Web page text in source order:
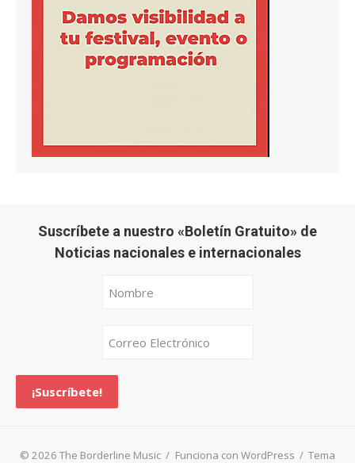
Suscríbete a nuestro «Boletín Gratuito» de
Noticias nacionales e internacionales
© 2026 The Borderline Music / Funciona con WordPress / Tema